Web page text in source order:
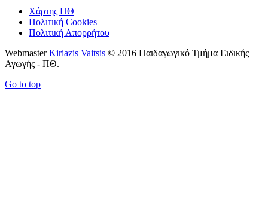
Χάρτης ΠΘ
Πολιτική Cookies
Πολιτική Απορρήτου
WebmasterKiriazis Vaitsis © 2016 Παιδαγωγικό Τμήμα Ειδικής
Αγωγής - ΠΘ.
Go to top